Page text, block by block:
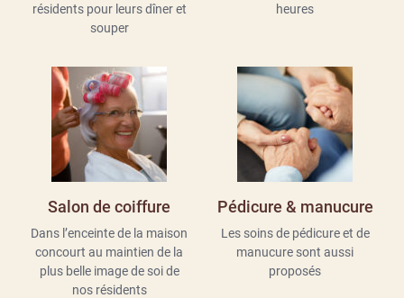
résidents pour leurs dîner et
souper
heures
Salon de coiffure
Dans l’enceinte de la maison
concourt au maintien de la
plus belle image de soi de
nos résidents
Pédicure & manucure
Les soins de pédicure et de
manucure sont aussi
proposés